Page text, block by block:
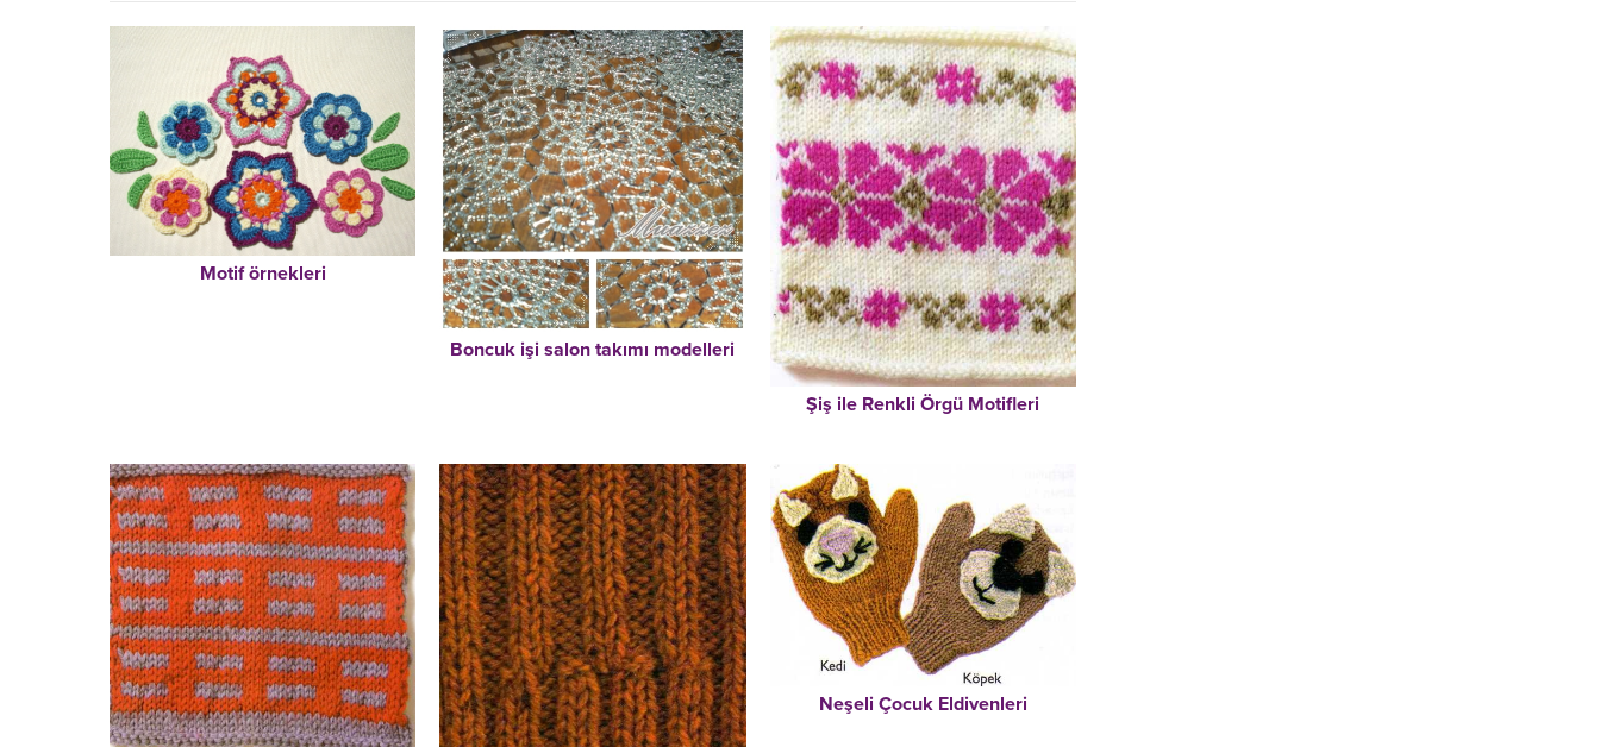
Motif örnekleri
Boncuk işi salon takımı modelleri
Şiş ile Renkli Örgü Motifleri
Neşeli Çocuk Eldivenleri